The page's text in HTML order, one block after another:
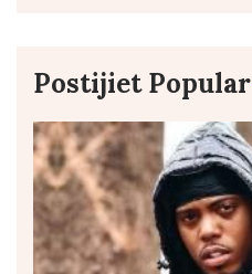
Postijiet Popular